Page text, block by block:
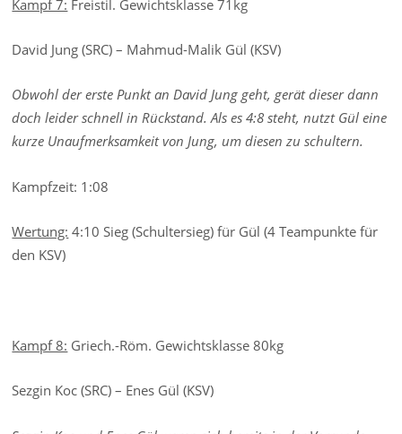
Kampf 7: Freistil. Gewichtsklasse 71kg
David Jung (SRC) – Mahmud-Malik Gül (KSV)
Obwohl der erste Punkt an David Jung geht, gerät dieser dann
doch leider schnell in Rückstand. Als es 4:8 steht, nutzt Gül eine
kurze Unaufmerksamkeit von Jung, um diesen zu schultern.
Kampfzeit: 1:08
Wertung: 4:10 Sieg (Schultersieg) für Gül (4 Teampunkte für
den KSV)
Kampf 8: Griech.-Röm. Gewichtsklasse 80kg
Sezgin Koc (SRC) – Enes Gül (KSV)